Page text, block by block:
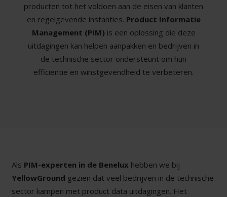
producten tot het voldoen aan de eisen van klanten
en regelgevende instanties. Product Informatie
Management (PIM) is een oplossing die deze
uitdagingen kan helpen aanpakken en bedrijven in
de technische sector ondersteunt om hun
efficiëntie en winstgevendheid te verbeteren.
Als PIM-experten in de Benelux hebben we bij
YellowGround gezien dat veel bedrijven in de technische
sector kampen met product data uitdagingen. Het